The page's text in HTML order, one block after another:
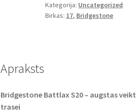
Kategorija: Uncategorized
Birkas: 17, Bridgestone
Apraksts
Bridgestone Battlax S20 – augstas
trasei​